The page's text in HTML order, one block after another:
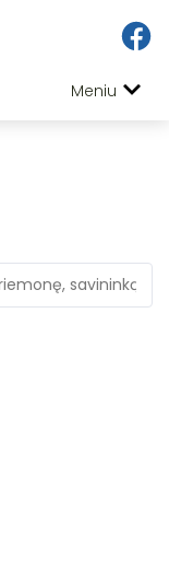
Meniu